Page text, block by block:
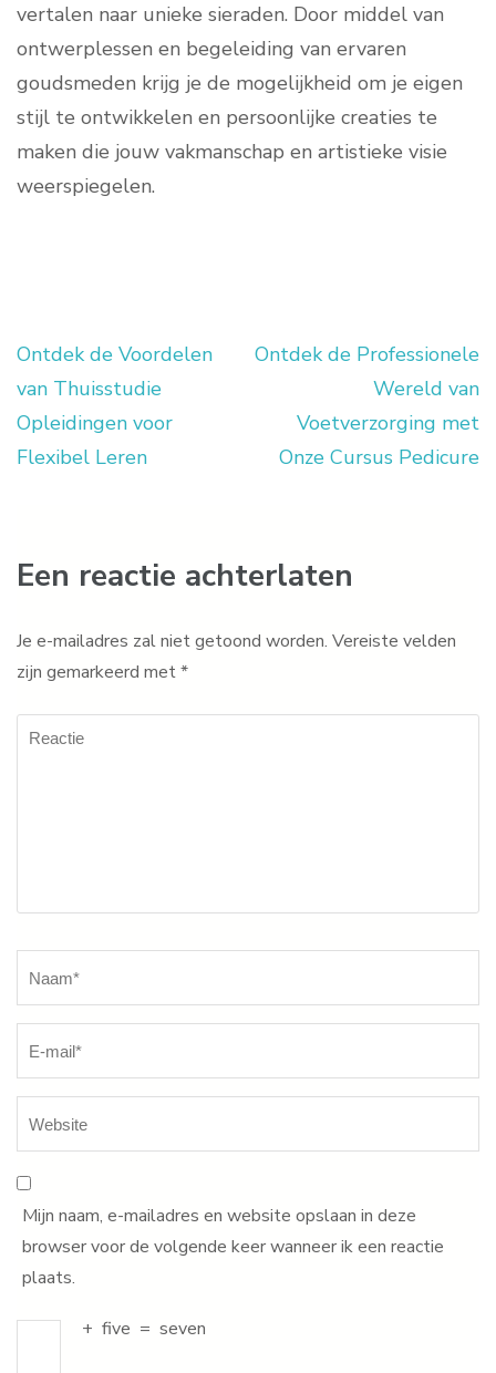
vertalen naar unieke sieraden. Door middel van
ontwerplessen en begeleiding van ervaren
goudsmeden krijg je de mogelijkheid om je eigen
stijl te ontwikkelen en persoonlijke creaties te
maken die jouw vakmanschap en artistieke visie
weerspiegelen.
Berichtnavigatie
Ontdek de Voordelen
van Thuisstudie
Opleidingen voor
Flexibel Leren
Ontdek de Professionele
Wereld van
Voetverzorging met
Onze Cursus Pedicure
Een reactie achterlaten
Je e-mailadres zal niet getoond worden. Vereiste velden
zijn gemarkeerd met*
Reactie
Mijn naam, e-mailadres en website opslaan in deze
browser voor de volgende keer wanneer ik een reactie
plaats.
+ five = seven